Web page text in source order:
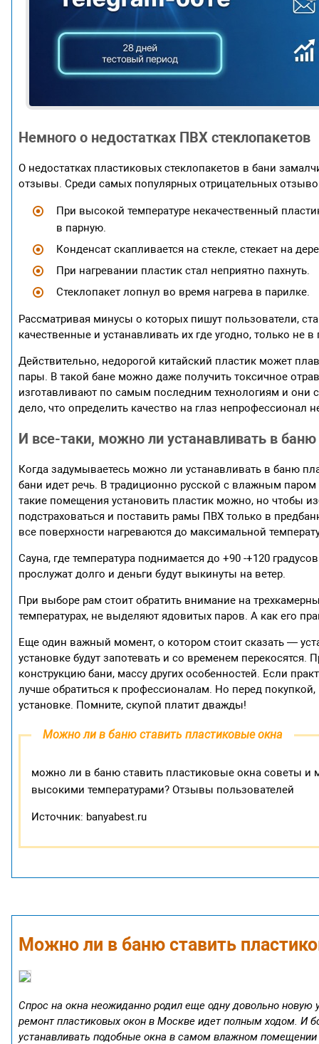
Немного о недостатках ПВХ стеклопакетов
О недостатках пластиковых стеклопакетов в бани
отзывы. Среди самых популярных отрицательных
При высокой температуре некачественный
в парную.
Конденсат скапливается на стекле, стекает на
При нагревании пластик стал неприятно пахнуть.
Стеклопакет лопнул во время нагрева в парилке.
Рассматривая минусы о которых пишут пользователи,
качественные и устанавливать их где угодно, только не в
Действительно, недорогой китайский пластик может
пары. В такой бане можно даже получить токсичное
изготавливают по самым последним технологиям и они
дело, что определить качество на глаз непрофессионал
И все-таки, можно ли устанавливать в
Когда задумываетесь можно ли устанавливать в баню
бани идет речь. В традиционно русской с влажным
такие помещения установить пластик можно, но чтобы
подстраховаться и поставить рамы ПВХ только в
все поверхности нагреваются до максимальной
Сауна, где температура поднимается до +90 -+120
прослужат долго и деньги будут выкинуты на ветер.
При выборе рам стоит обратить внимание на
температурах, не выделяют ядовитых паров. А как его
Еще один важный момент, о котором стоит сказать —
установке будут запотевать и со временем
конструкцию бани, массу других особенностей. Если
лучше обратиться к профессионалам. Но перед
установке. Помните, скупой платит дважды!
Можно ли в баню ставить пластиковые окна
можно ли в баню ставить пластиковые окна советы и
высокими температурами? Отзывы пользователей
Источник: banyabest.ru
Можно ли в баню ставить
Спрос на окна неожиданно родил еще одну довольно новую
ремонт пластиковых окон в Москве идет полным ходом. И
устанавливать подобные окна в самом влажном помещении